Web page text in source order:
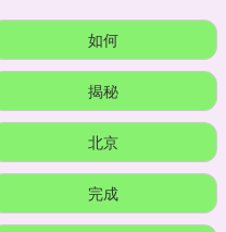
如何
揭秘
北京
完成